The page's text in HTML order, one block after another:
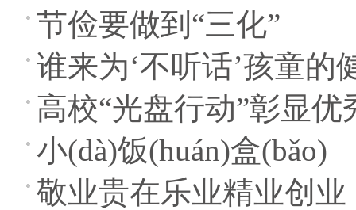
节俭要做到“三化”
谁来为‘不听话’孩童的
高校“光盘行动”彰显优
小(dà)饭(huán)盒(bǎo)
敬业贵在乐业精业创业